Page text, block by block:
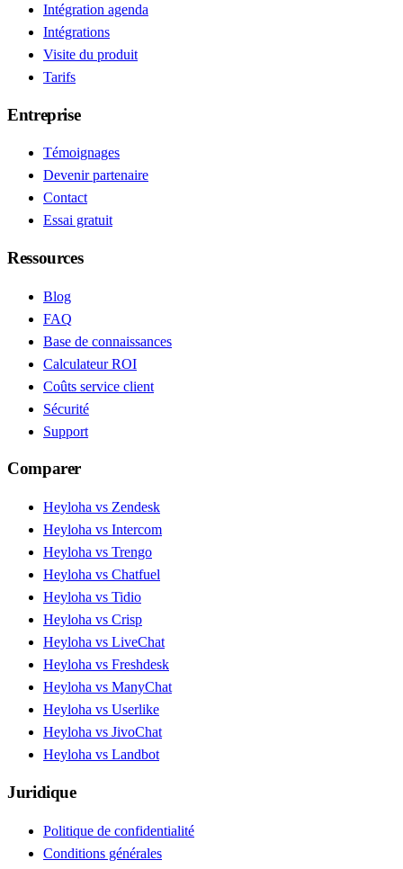
Intégration agenda
Intégrations
Visite du produit
Tarifs
Entreprise
Témoignages
Devenir partenaire
Contact
Essai gratuit
Ressources
Blog
FAQ
Base de connaissances
Calculateur ROI
Coûts service client
Sécurité
Support
Comparer
Heyloha vs Zendesk
Heyloha vs Intercom
Heyloha vs Trengo
Heyloha vs Chatfuel
Heyloha vs Tidio
Heyloha vs Crisp
Heyloha vs LiveChat
Heyloha vs Freshdesk
Heyloha vs ManyChat
Heyloha vs Userlike
Heyloha vs JivoChat
Heyloha vs Landbot
Juridique
Politique de confidentialité
Conditions générales